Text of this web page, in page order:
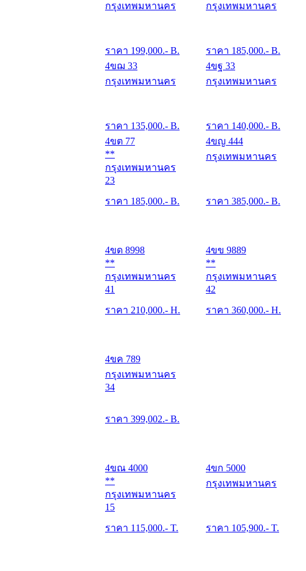
กรุงเทพมหานคร
ราคา 199,000.- B.
กรุงเทพมหานคร
ราคา 185,000.- B.
4ขฌ 33
กรุงเทพมหานคร
ราคา 135,000.- B.
4ขฐ 33
กรุงเทพมหานคร
ราคา 140,000.- B.
4ขต 77
**
กรุงเทพมหานคร
23
ราคา 185,000.- B.
4ขญ 444
กรุงเทพมหานคร
ราคา 385,000.- B.
4ขด 8998
**
กรุงเทพมหานคร
41
ราคา 210,000.- H.
4ขข 9889
**
กรุงเทพมหานคร
42
ราคา 360,000.- H.
4ขค 789
กรุงเทพมหานคร
34
ราคา 399,002.- B.
4ขณ 4000
**
กรุงเทพมหานคร
15
ราคา 115,000.- T.
4ขก 5000
กรุงเทพมหานคร
ราคา 105,900.- T.